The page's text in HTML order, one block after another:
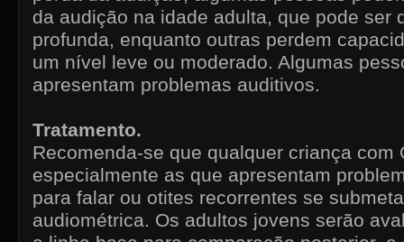
da audição na idade adulta, que pode ser
profunda, enquanto outras perdem
um nível leve ou moderado. Algumas
apresentam problemas auditivos.
Tratamento.
Recomenda-se que qualquer criança com
especialmente as que apresentam
para falar ou otites recorrentes se
audiométrica. Os adultos jovens serão